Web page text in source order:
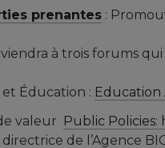
prenantes :
à trois forums
Éducation : Education
valeur Public
directrice de l’Agence